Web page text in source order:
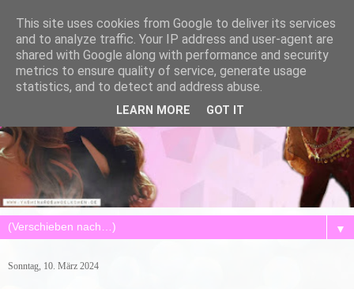
▼
Sonntag, 10. März 2024
This site uses cookies from Google to deliver its services
and to analyze traffic. Your IP address and user-agent are
shared with Google along with performance and security
metrics to ensure quality of service, generate usage
statistics, and to detect and address abuse.
LEARN MORE GOT IT